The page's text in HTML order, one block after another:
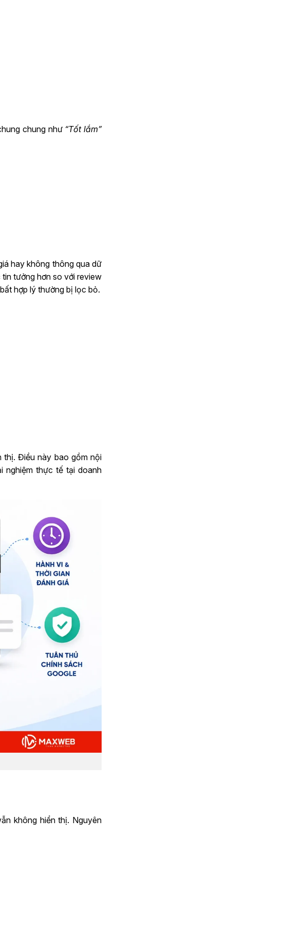
chung như “Tốt lắm”
hay không thông qua dữ
tưởng hơn so với review
hợp lý thường bị lọc bỏ.
thị. Điều này bao gồm nội
nghiệm thực tế tại doanh
không hiển thị. Nguyên